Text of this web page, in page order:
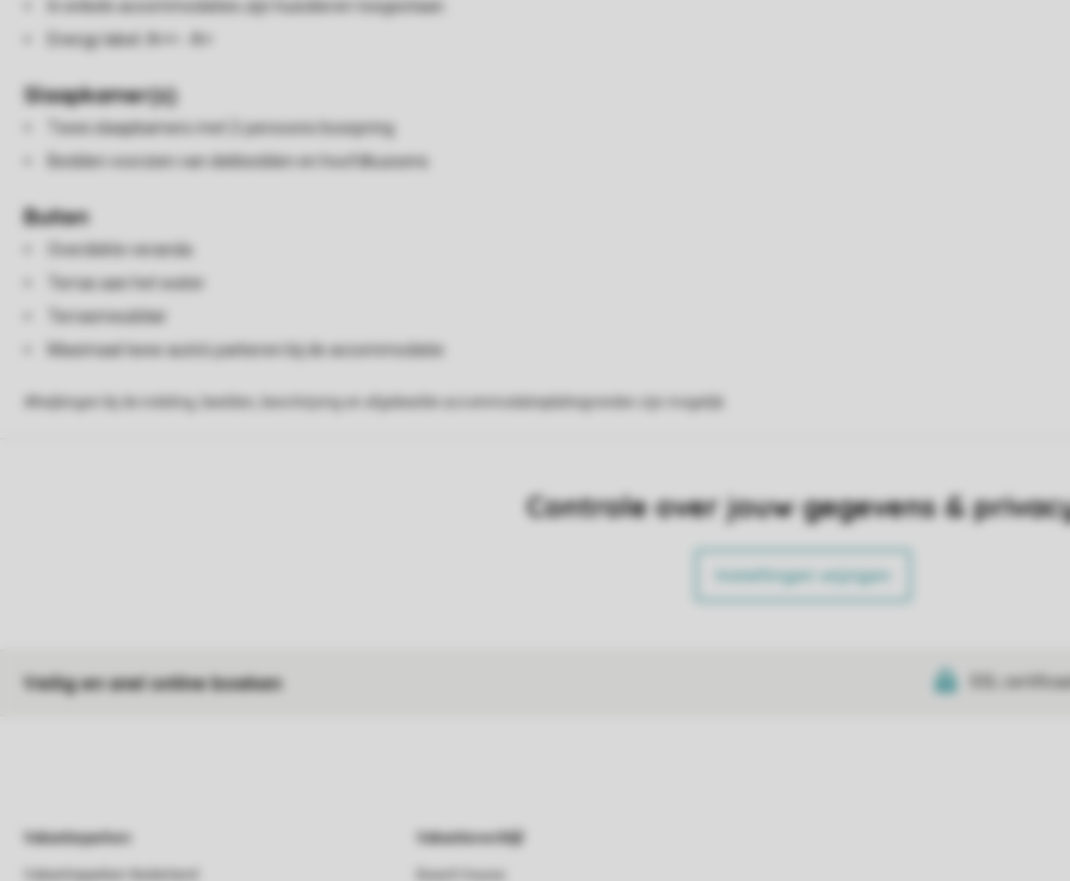
In enkele accommodaties zijn huisdieren toegestaan
Energy label: A++ - A+
Slaapkamer(s)
Twee slaapkamers met 2-persoons boxspring
Bedden voorzien van dekbedden en hoofdkussens
Buiten
Overdekte veranda
Terras aan het water
Terrasmeubilair
Maximaal twee auto's parkeren bij de accommodatie
Controle over jouw gegevens &
Instellingen wijzigen
Veilig en snel online boeken SSL certificaat
Vakantieparken Vakantieverblijf